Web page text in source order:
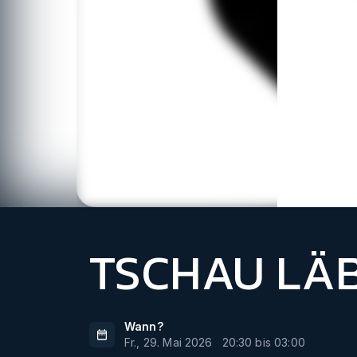
TSCHAU
Wann?
Fr., 29. Mai 2026
20:30 bis03:00